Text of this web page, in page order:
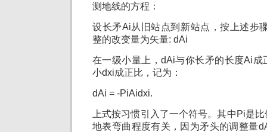
测地线的方程：
设长矛Ai从旧站点到新站点，按上述步
整的改变量为矢量: dAi
在一级小量上，dAi与你长矛的长度Ai成
小dxi成正比，记为：
dAi = -PiAidxi.
上式按习惯引入了一个符号。其中Pi是
地表弯曲程度有关，因为矛头的调整量